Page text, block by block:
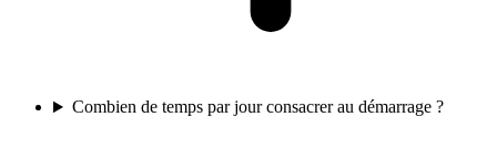
Combien de temps par jour consacrer au démarrage ?